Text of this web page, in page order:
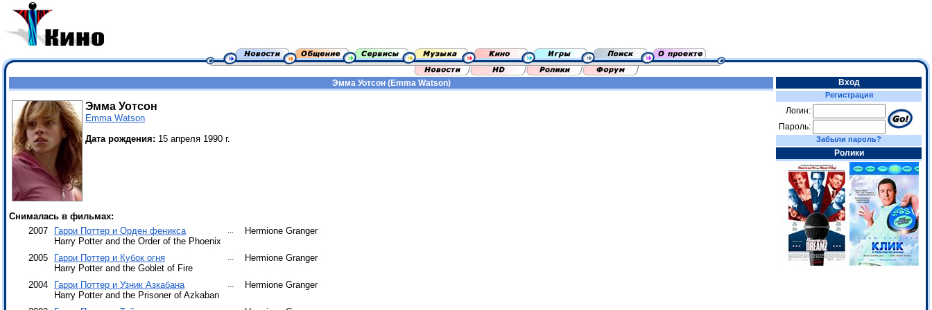
Эмма Уотсон (Emma Watson)
Эмма Уотсон
Emma Watson
Дата рождения: 15 апреля 1990 г.
Снималась в фильмах:
2007
Гарри Поттер и Орден феникса
Harry Potter and the Order of the Phoenix
... Hermione Granger
2005
Гарри Поттер и Кубок огня
Harry Potter and the Goblet of Fire
... Hermione Granger
2004
Гарри Поттер и Узник Азкабана
Harry Potter and the Prisoner of Azkaban
... Hermione Granger
Вход
Регистрация
Логин:
Пароль:
Забыли пароль?
Ролики